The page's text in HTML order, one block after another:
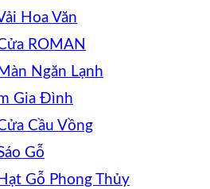
Hoa Văn
ROMAN
Ngăn Lạnh
Gia Đình
Cầu Vồng
Gỗ
Gỗ Phong Thủy